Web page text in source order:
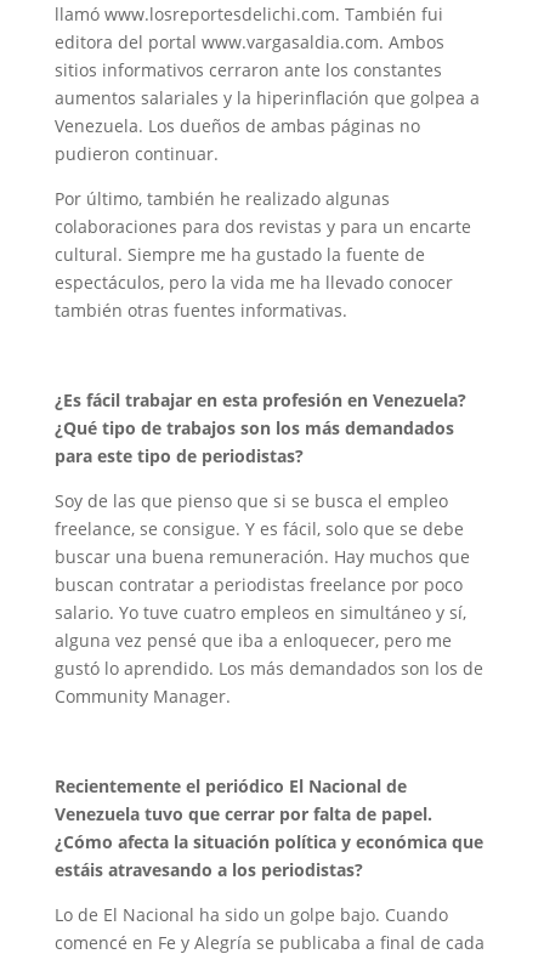
llamó www.losreportesdelichi.com. También fui
editora del portal www.vargasaldia.com. Ambos
sitios informativos cerraron ante los constantes
aumentos salariales y la hiperinflación que golpea a
Venezuela. Los dueños de ambas páginas no
pudieron continuar.
Por último, también he realizado algunas
colaboraciones para dos revistas y para un encarte
cultural. Siempre me ha gustado la fuente de
espectáculos, pero la vida me ha llevado conocer
también otras fuentes informativas.
¿Es fácil trabajar en esta profesión en Venezuela?
¿Qué tipo de trabajos son los más demandados
para este tipo de periodistas?
Soy de las que pienso que si se busca el empleo
freelance, se consigue. Y es fácil, solo que se debe
buscar una buena remuneración. Hay muchos que
buscan contratar a periodistas freelance por poco
salario. Yo tuve cuatro empleos en simultáneo y sí,
alguna vez pensé que iba a enloquecer, pero me
gustó lo aprendido. Los más demandados son los de
Community Manager.
Recientemente el periódico El Nacional de
Venezuela tuvo que cerrar por falta de papel.
¿Cómo afecta la situación política y económica que
estáis atravesando a los periodistas?
Lo de El Nacional ha sido un golpe bajo. Cuando
comencé en Fe y Alegría se publicaba a final de cada